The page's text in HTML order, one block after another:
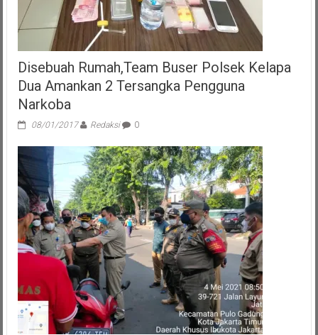
Disebuah Rumah,Team Buser Polsek Kelapa
Dua Amankan 2 Tersangka Pengguna
Narkoba
08/01/2017 Redaksi 0